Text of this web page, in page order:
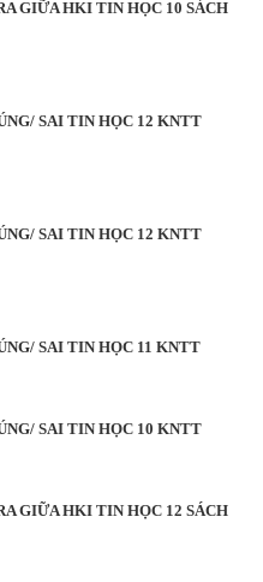
GIỮA HKI TIN HỌC 10 SÁCH
SAI TIN HỌC 12 KNTT
SAI TIN HỌC 12 KNTT
SAI TIN HỌC 11 KNTT
SAI TIN HỌC 10 KNTT
GIỮA HKI TIN HỌC 12 SÁCH